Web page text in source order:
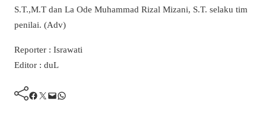
S.T.,M.T dan La Ode Muhammad Rizal Mizani, S.T. selaku tim
penilai. (Adv)
Reporter : Israwati
Editor : duL
Facebook Twitter Mail WhatsApp